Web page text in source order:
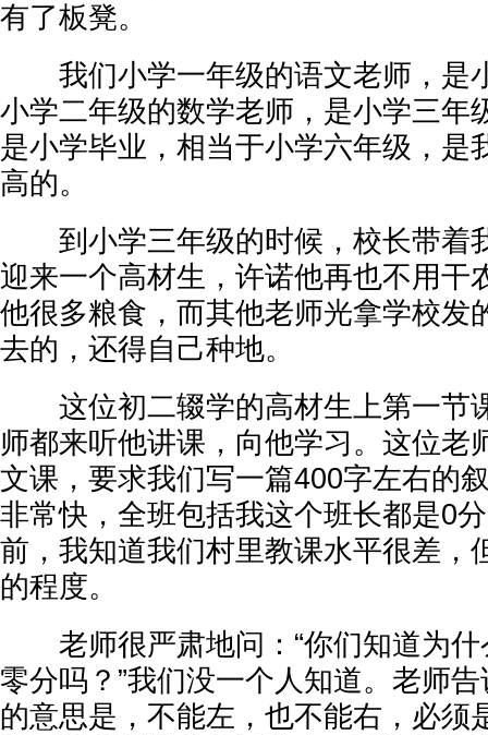
有了板凳。
我们小学一年级的语文老师，是
小学二年级的数学老师，是小学三年
是小学毕业，相当于小学六年级，是
高的。
到小学三年级的时候，校长带着
迎来一个高材生，许诺他再也不用干
他很多粮食，而其他老师光拿学校发
去的，还得自己种地。
这位初二辍学的高材生上第一节
师都来听他讲课，向他学习。这位老
文课，要求我们写一篇400字左右的
非常快，全班包括我这个班长都是0
前，我知道我们村里教课水平很差，
的程度。
老师很严肃地问：“你们知道为什
零分吗？”我们没一个人知道。老师
的意思是，不能左，也不能右，必须